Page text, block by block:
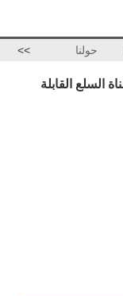
حولنا >>
السلع القابلة